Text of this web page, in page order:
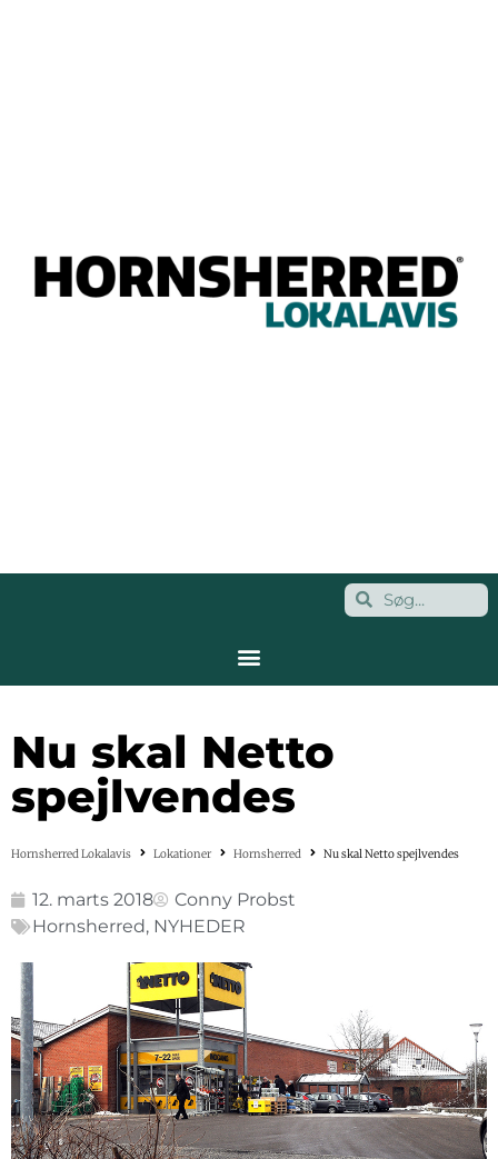
Nu skal Netto
spejlvendes
Hornsherred Lokalavis Lokationer Hornsherred Nu skal Netto spejlvendes
12. marts 2018
Conny Probst
Hornsherred, NYHEDER